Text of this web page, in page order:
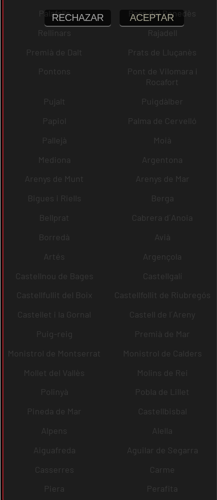
Palafolls
Pacs del Penedès
Rellinars
Rajadell
Premià de Dalt
Prats de Lluçanès
Pontons
Pont de Vilomara i
Rocafort
Pujalt
Puigdàlber
Papiol
Palma de Cervelló
Pallejà
Moià
Mediona
Argentona
Arenys de Munt
Arenys de Mar
Bigues i Riells
Berga
Bellprat
Cabrera d´Anoia
Borredà
Avià
Artés
Argençola
Castellnou de Bages
Castellgalí
Castellfullit del Boix
Castellfollit de Riubregós
Castellet i la Gornal
Castell de l´Areny
Puig-reig
Premià de Mar
Monistrol de Montserrat
Monistrol de Calders
Mollet del Vallès
Molins de Rei
Polinyà
Pobla de Lillet
Pineda de Mar
Castellbisbal
Alpens
Alella
Aiguafreda
Aguilar de Segarra
Casserres
Carme
Piera
Perafita
RECHAZAR ACEPTAR